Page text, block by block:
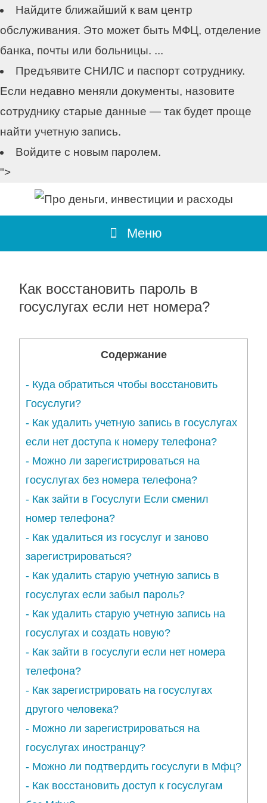
Найдите ближайший к вам центр
обслуживания. Это может быть МФЦ, отделение
банка, почты или больницы. ...
Предъявите СНИЛС и паспорт сотруднику.
Если недавно меняли документы, назовите
сотруднику старые данные — так будет проще
найти учетную запись.
Войдите с новым паролем.
">
содержимому
Меню
Как восстановить пароль в
госуслугах если нет номера?
Содержание
- Куда обратиться чтобы восстановить
Госуслуги?
- Как удалить учетную запись в госуслугах
если нет доступа к номеру телефона?
- Можно ли зарегистрироваться на
госуслугах без номера телефона?
- Как зайти в Госуслуги Если сменил
номер телефона?
- Как удалиться из госуслуг и заново
зарегистрироваться?
- Как удалить старую учетную запись в
госуслугах если забыл пароль?
- Как удалить старую учетную запись на
госуслугах и создать новую?
- Как зайти в госуслуги если нет номера
телефона?
- Как зарегистрировать на госуслугах
другого человека?
- Можно ли зарегистрироваться на
госуслугах иностранцу?
- Можно ли подтвердить госуслуги в Мфц?
- Как восстановить доступ к госуслугам